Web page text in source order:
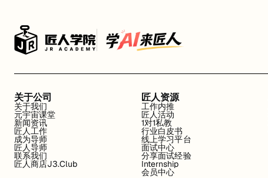
关于公司
关于我们
元宇宙课堂
新闻资讯
匠人工作
成为导师
匠人导师
联系我们
匠人商店J3.Club
匠人资源
工作内推
匠人活动
1对1私教
行业白皮书
线上学习平台
面试中心
分享面试经验
Internship
会员中心